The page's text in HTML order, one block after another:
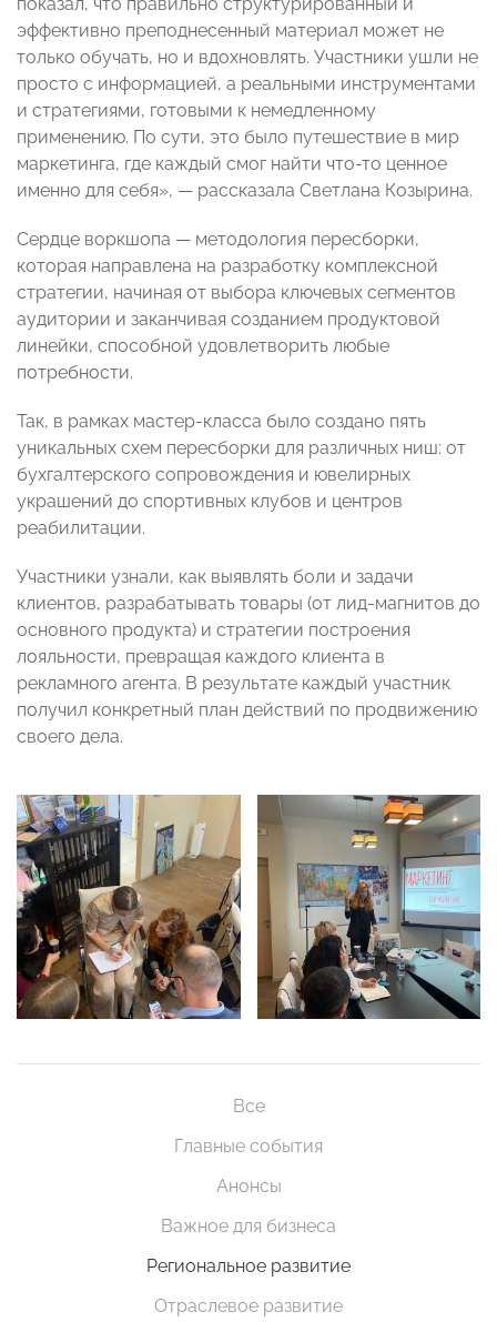
эффективно преподнесенный материал может не
только обучать, но и вдохновлять. Участники ушли не
просто с информацией, а реальными инструментами
и стратегиями, готовыми к немедленному
применению. По сути, это было путешествие в мир
маркетинга, где каждый смог найти что-то ценное
именно для себя», — рассказала Светлана Козырина.
Сердце воркшопа — методология пересборки,
которая направлена на разработку комплексной
стратегии, начиная от выбора ключевых сегментов
аудитории и заканчивая созданием продуктовой
линейки, способной удовлетворить любые
потребности.
Так, в рамках мастер-класса было создано пять
уникальных схем пересборки для различных ниш: от
бухгалтерского сопровождения и ювелирных
украшений до спортивных клубов и центров
реабилитации.
Участники узнали, как выявлять боли и задачи
клиентов, разрабатывать товары (от лид-магнитов до
основного продукта) и стратегии построения
лояльности, превращая каждого клиента в
рекламного агента. В результате каждый участник
получил конкретный план действий по продвижению
своего дела.
Все
Главные события
Анонсы
Важное для бизнеса
Региональное развитие
Отраслевое развитие